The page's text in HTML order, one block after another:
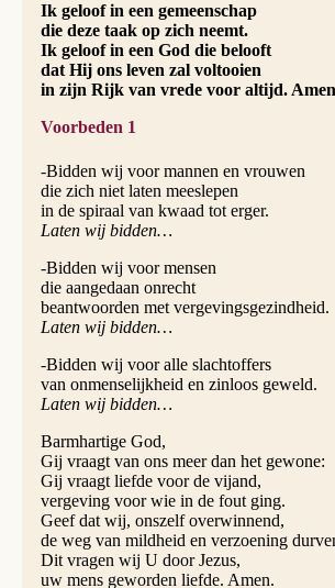
Ik geloof in een gemeenschap
die deze taak op zich neemt.
Ik geloof in een God die belooft
dat Hij ons leven zal voltooien
in zijn Rijk van vrede voor altijd. Amen
Voorbeden 1
-Bidden wij voor mannen en vrouwen
die zich niet laten meeslepen
in de spiraal van kwaad tot erger.
Laten wij bidden…
-Bidden wij voor mensen
die aangedaan onrecht
beantwoorden met vergevingsgezindheid.
Laten wij bidden…
-Bidden wij voor alle slachtoffers
van onmenselijkheid en zinloos geweld.
Laten wij bidden…
Barmhartige God,
Gij vraagt van ons meer dan het gewone:
Gij vraagt liefde voor de vijand,
vergeving voor wie in de fout ging.
Geef dat wij, onszelf overwinnend,
de weg van mildheid en verzoening
Dit vragen wij U door Jezus,
uw mens geworden liefde. Amen.